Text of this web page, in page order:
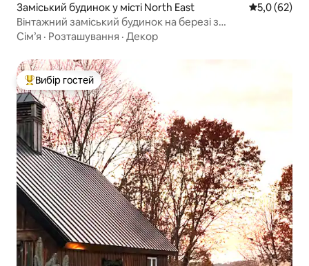
Заміський будинок у місті North East Середня
5,0 (62)
Вінтажний заміський будинок на березі з
приголомшливими заходами сонця
Сім’я · Розташування · Декор
Топ вибір гостей
Вибір гостей